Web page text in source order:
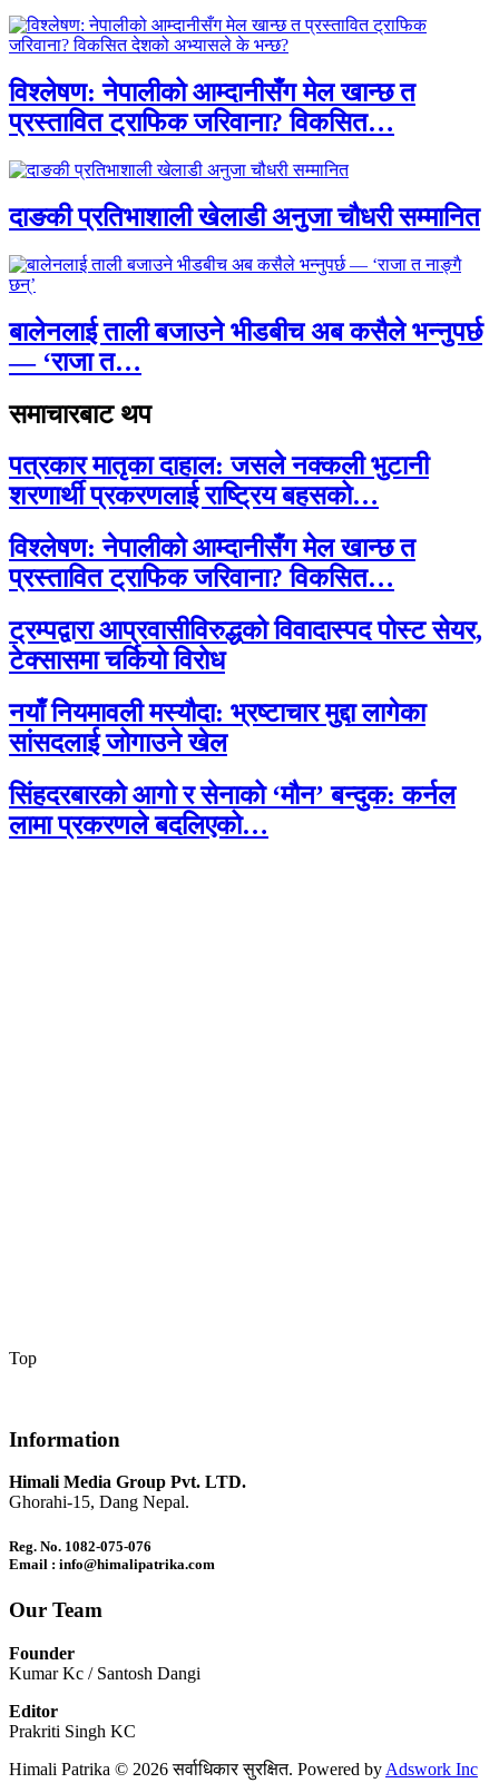
विश्लेषण: नेपालीको आम्दानीसँग मेल खान्छ त
प्रस्तावित ट्राफिक जरिवाना? विकसित…
दाङकी प्रतिभाशाली खेलाडी अनुजा चौधरी सम्मानित
बालेनलाई ताली बजाउने भीडबीच अब कसैले भन्नुपर्छ
— ‘राजा त…
समाचारबाट थप
पत्रकार मातृका दाहाल: जसले नक्कली भुटानी
शरणार्थी प्रकरणलाई राष्ट्रिय बहसको…
विश्लेषण: नेपालीको आम्दानीसँग मेल खान्छ त
प्रस्तावित ट्राफिक जरिवाना? विकसित…
ट्रम्पद्वारा आप्रवासीविरुद्धको विवादास्पद पोस्ट सेयर,
टेक्सासमा चर्कियो विरोध
नयाँ नियमावली मस्यौदा: भ्रष्टाचार मुद्दा लागेका
सांसदलाई जोगाउने खेल
सिंहदरबारको आगो र सेनाको ‘मौन’ बन्दुक: कर्नल
लामा प्रकरणले बदलिएको…
Top
Information
Himali Media Group Pvt. LTD.
Ghorahi-15, Dang Nepal.
Reg. No. 1082-075-076
Email : info@himalipatrika.com
Our Team
Founder
Kumar Kc / Santosh Dangi
Editor
Prakriti Singh KC
Himali Patrika © 2026 सर्वाधिकार सुरक्षित. Powered by Adswork Inc